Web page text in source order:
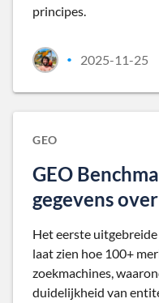
principes.
• 2025-11-25
GEO
GEO
gegevens
Het eerste
laat zien hoe 100+
zoekmachines,
duidelijkheid van